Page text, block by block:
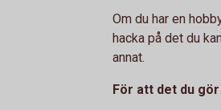
Om du har en
hacka på det du
annat.
För att det du